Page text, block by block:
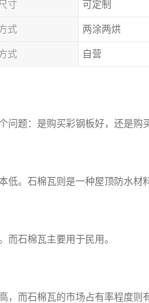
寸 可定制
式 两涂两烘
式 自营
问题：是购买彩钢板好，还是购
低。石棉瓦则是一种屋顶防水材
而石棉瓦主要用于民用。
，而石棉瓦的市场占有率程度则